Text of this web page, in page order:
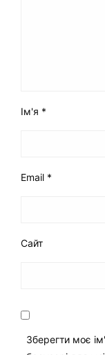
Ім'я *
Email *
Сайт
Зберегти моє